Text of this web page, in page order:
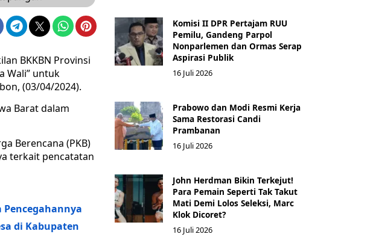
BKKBN Provinsi
Wali” untuk
(03/04/2024).
Barat dalam
Berencana (PKB)
terkait pencatatan
Pencegahannya
di Kabupaten
Komisi II DPR Pertajam RUU
Pemilu, Gandeng Parpol
Nonparlemen dan Ormas Serap
Aspirasi Publik
16 Juli 2026
Prabowo dan Modi Resmi Kerja
Sama Restorasi Candi
Prambanan
16 Juli 2026
John Herdman Bikin Terkejut!
Para Pemain Seperti Tak Takut
Mati Demi Lolos Seleksi, Marc
Klok Dicoret?
16 Juli 2026